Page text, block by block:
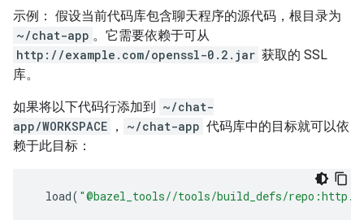
示例： 假设当前代码库包含聊天程序的源代码，根目录为
~/chat-app 。它需要依赖于可从
http://example.com/openssl-0.2.jar 获取的 SSL
库。
如果将以下代码行添加到 ~/chat-
app/WORKSPACE ， ~/chat-app 代码库中的目标就可以依
赖于此目标：
load( "@bazel_tools//tools/build_defs/